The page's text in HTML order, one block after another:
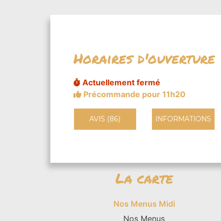
Horaires d'ouverture
Actuellement fermé
Précommande pour 11h20
AVIS (86) INFORMATIONS
La carte
Nos Menus Midi
Nos Menus